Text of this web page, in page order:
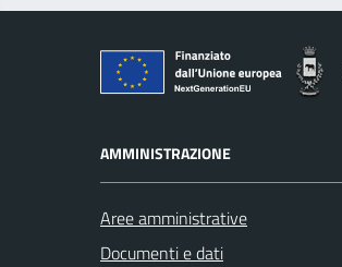
AMMINISTRAZIONE
Aree amministrative
Documenti e dati